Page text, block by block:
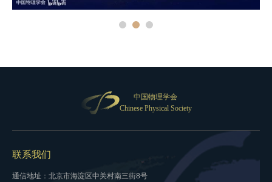
中国物理学会
Chinese Physical Society
联系我们
通信地址：北京市海淀区中关村南三街8号